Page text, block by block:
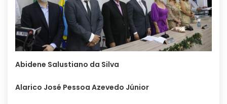
Abidene Salustiano da Silva
Alarico José Pessoa Azevedo Júnior